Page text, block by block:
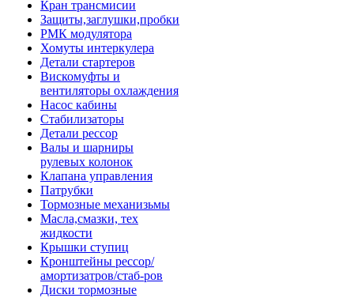
Кран трансмисии
Защиты,заглушки,пробки
РМК модулятора
Хомуты интеркулера
Детали стартеров
Вискомуфты и
вентиляторы охлаждения
Насос кабины
Стабилизаторы
Детали рессор
Валы и шарниры
рулевых колонок
Клапана управления
Патрубки
Тормозные механизьмы
Масла,смазки, тех
жидкости
Крышки ступиц
Кронштейны рессор/
амортизатров/стаб-ров
Диски тормозные